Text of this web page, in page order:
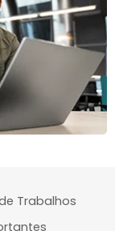
Trabalhos